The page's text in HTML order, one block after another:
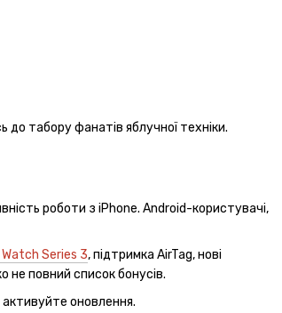
до табору фанатів яблучної техніки.
роботи з iPhone. Android-користувачі,
Series 3, підтримка AirTag, нові
не повний список бонусів.
оновлення.